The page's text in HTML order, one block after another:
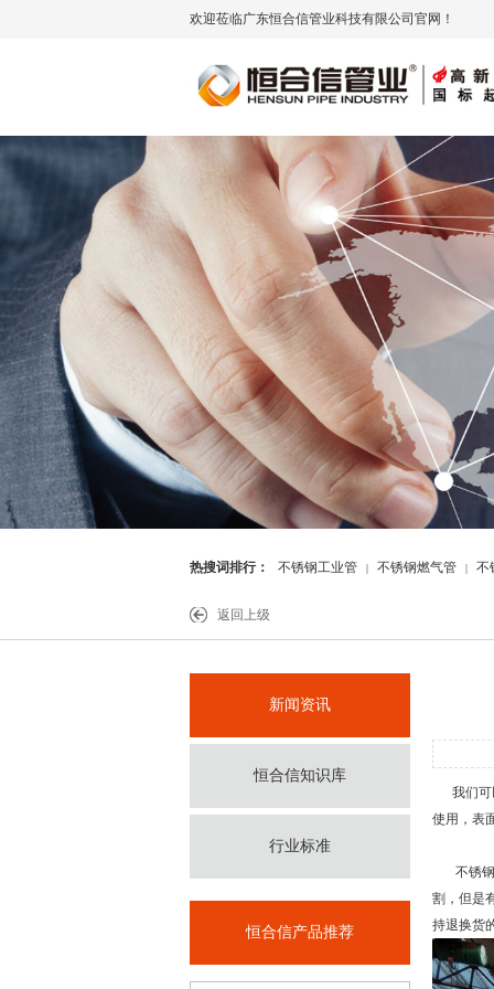
欢迎莅临广东恒合信管业科技有限公司官网！
热搜词排行： 不锈钢工业管 | 不锈钢燃气管 | 不
返回上级
新闻资讯
恒合信知识库
行业标准
恒合信产品推荐
我们可
使用，表
不锈
割，但是
持退换货